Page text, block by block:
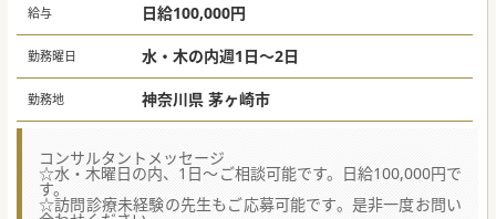
給与 日給100,000円
勤務曜日 水・木の内週1日～2日
勤務地 神奈川県 茅ヶ崎市
コンサルタントメッセージ
☆水・木曜日の内、1日～ご相談可能です。日給100,000円で
す。
☆訪問診療未経験の先生もご応募可能です。是非一度お問い